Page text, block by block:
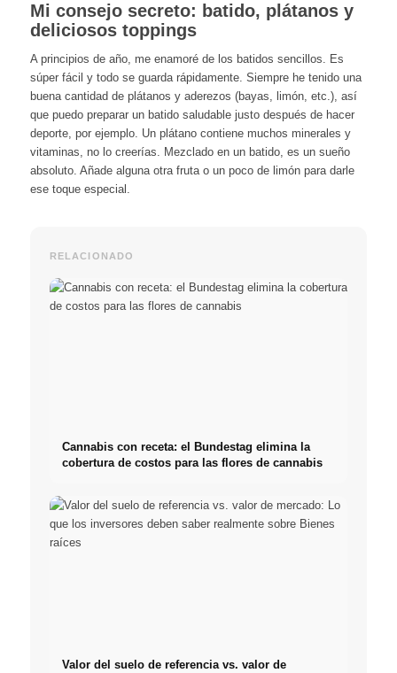
Mi consejo secreto: batido, plátanos y
deliciosos toppings
A principios de año, me enamoré de los batidos sencillos. Es
súper fácil y todo se guarda rápidamente. Siempre he tenido una
buena cantidad de plátanos y aderezos (bayas, limón, etc.), así
que puedo preparar un batido saludable justo después de hacer
deporte, por ejemplo. Un plátano contiene muchos minerales y
vitaminas, no lo creerías. Mezclado en un batido, es un sueño
absoluto. Añade alguna otra fruta o un poco de limón para darle
ese toque especial.
RELACIONADO
Cannabis con receta: el Bundestag elimina la
cobertura de costos para las flores de cannabis
Valor del suelo de referencia vs. valor de